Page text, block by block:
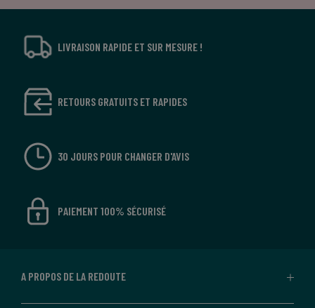
LIVRAISON RAPIDE ET SUR MESURE !
RETOURS GRATUITS ET RAPIDES
30 JOURS POUR CHANGER D'AVIS
PAIEMENT 100% SÉCURISÉ
A PROPOS DE LA REDOUTE